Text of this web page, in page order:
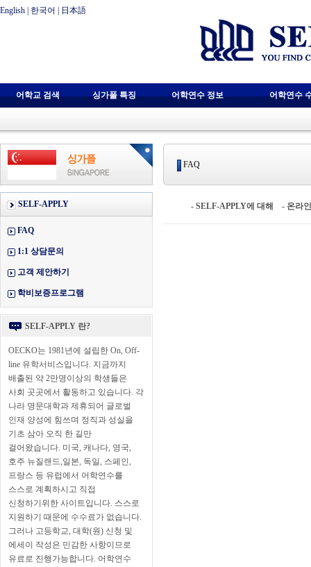
English 한국어 日本語
어학교 검색 싱가폴 특징 어학연수 정보 어학연수
SELF-APPLY
FAQ
1:1 상담문의
고객 제안하기
학비보증프로그램
SELF-APPLY 란?
OECKO는 1981년에 설립한 On, Off-
line 유학서비스입니다. 지금까지
배출된 약 2만명이상의 학생들은
사회 곳곳에서 활동하고 있습니다. 각
나라 명문대학과 제휴되어 글로벌
인재 양성에 힘쓰며 정직과 성실을
기초 삼아 오직 한 길만
걸어왔습니다. 미국, 캐나다, 영국,
호주 뉴질랜드,일본, 독일, 스페인,
프랑스 등 유럽에서 어학연수를
스스로 계획하시고 직접
신청하기위한 사이트입니다. 스스로
지원하기 때문에 수수료가 없습니다.
그러나 고등학교, 대학(원) 신청 및
에세이 작성은 민감한 사항이므로
유료로 진행가능합니다. 어학연수
FAQ
- SELF-APPLY에 대해 - 온라